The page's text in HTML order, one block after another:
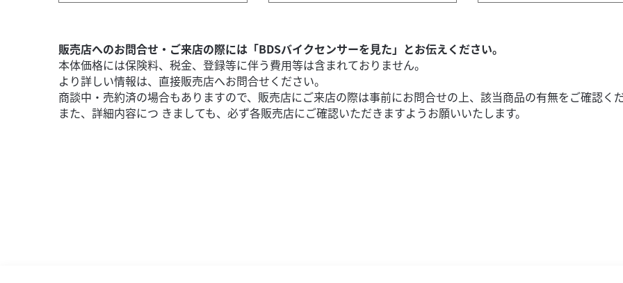
4,400
販売店へのお問合せ・ご来店の際には「BDSバイクセンサーを見た」とお伝えください。
本体価格には保険料、税金、登録等に伴う費用等は含まれておりません。
より詳しい情報は、直接販売店へお問合せください。
商談中・売約済の場合もありますので、販売店にご来店の際は事前にお問合せの上、該当商品の有無をご確認くだ
また、詳細内容につ きましても、必ず各販売店にご確認いただきますようお願いいたします。